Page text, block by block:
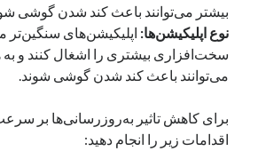
بیشتر می‌توانند باعث کند شدن گوشی
نوع اپلیکیشن‌ها: اپلیکیشن‌های سنگین‌تر
سخت‌افزاری بیشتری را اشغال کنند و به
می‌توانند باعث کند شدن گوشی شوند.
برای کاهش تاثیر به‌روزرسانی‌ها بر
اقدامات زیر را انجام دهید: